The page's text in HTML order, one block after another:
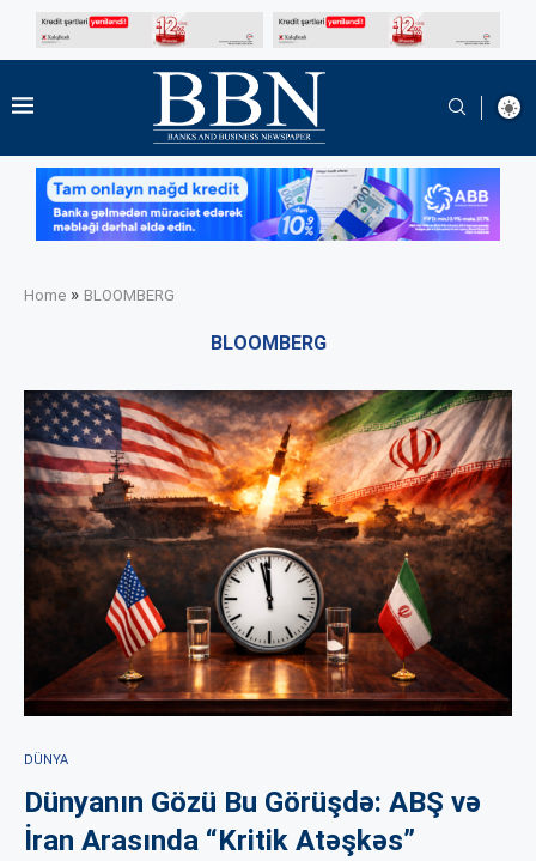
Home » BLOOMBERG
BLOOMBERG
DÜNYA
Dünyanın Gözü Bu Görüşdə: ABŞ və
İran Arasında “Kritik Atəşkəs”